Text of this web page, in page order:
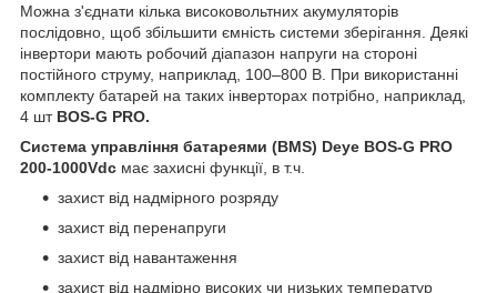
Можна з'єднати кілька високовольтних акумуляторів
послідовно, щоб збільшити ємність системи зберігання. Деякі
інвертори мають робочий діапазон напруги на стороні
постійного струму, наприклад, 100–800 В. При використанні
комплекту батарей на таких інверторах потрібно, наприклад,
4 шт BOS-G PRO.
Система управління батареями (BMS) Deye BOS-G PRO
200-1000Vdc має захисні функції, в т.ч.
захист від надмірного розряду
захист від перенапруги
захист від навантаження
захист від надмірно високих чи низьких температур